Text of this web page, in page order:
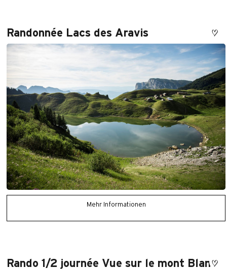
Randonnée Lacs des Aravis
Mehr Informationen
Rando 1/2 journée Vue sur le mont Blanc